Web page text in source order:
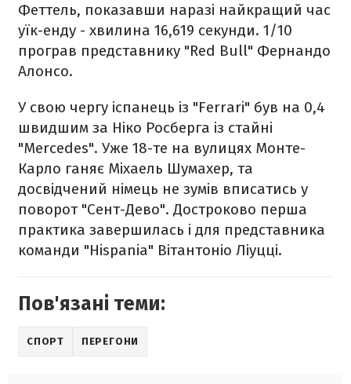
Феттель, показавши наразі найкращий час
уїк-енду - хвилина 16,619 секунди. 1/10
програв представнику "Red Bull" Фернандо
Алонсо.
У свою чергу іспанець із "Ferrari" був на 0,4
швидшим за Ніко Росберга із стайні
"Mercedes". Уже 18-те на вулицях Монте-
Карло ганяє Міхаель Шумахер, та
досвідчений німець не зумів вписатись у
поворот "Сент-Дево". Достроково перша
практика завершилась і для представника
команди "Hispania" Вітантоніо Ліуцці.
Пов'язані теми:
СПОРТ ПЕРЕГОНИ